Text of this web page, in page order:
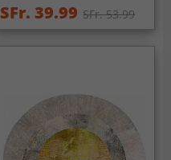
SFr. 39.99 SFr. 53.99